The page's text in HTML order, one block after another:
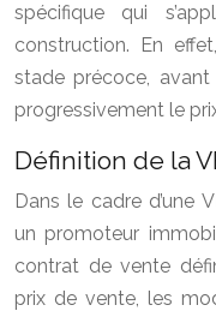
spécifique qui
construction. En
stade précoce,
progressivement le
Définition de la
Dans le cadre d’une
un promoteur
contrat de vente
prix de vente, les